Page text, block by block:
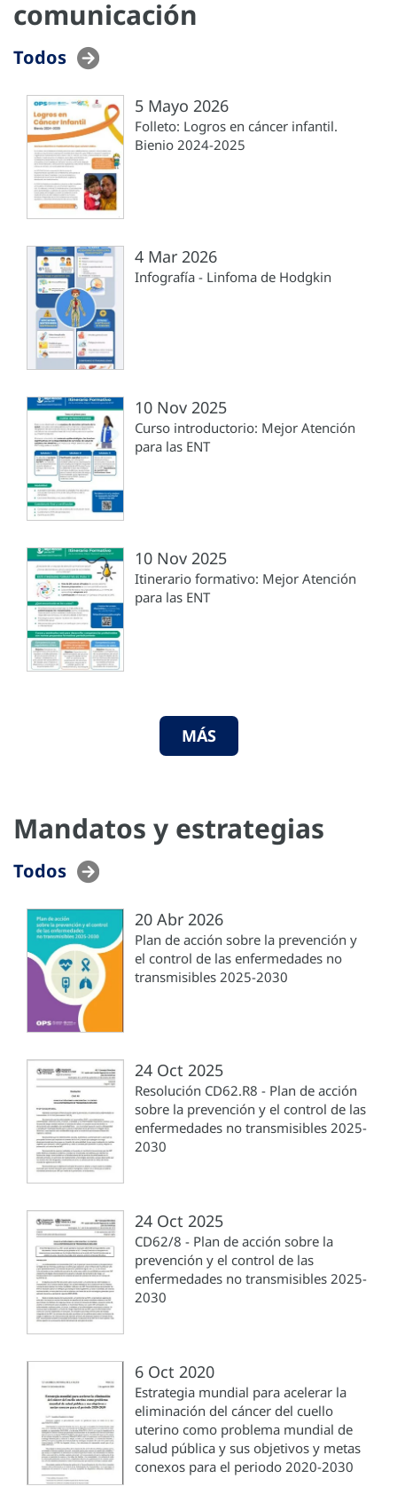
comunicación
Todos
5 Mayo 2026
Folleto: Logros en cáncer infantil.
Bienio 2024-2025
4 Mar 2026
Infografía - Linfoma de Hodgkin
10 Nov 2025
Curso introductorio: Mejor Atención
para las ENT
10 Nov 2025
Itinerario formativo: Mejor Atención
para las ENT
MÁS
Mandatos y estrategias
Todos
20 Abr 2026
Plan de acción sobre la prevención y
el control de las enfermedades no
transmisibles 2025-2030
24 Oct 2025
Resolución CD62.R8 - Plan de acción
sobre la prevención y el control de las
enfermedades no transmisibles 2025-
2030
24 Oct 2025
CD62/8 - Plan de acción sobre la
prevención y el control de las
enfermedades no transmisibles 2025-
2030
6 Oct 2020
Estrategia mundial para acelerar la
eliminación del cáncer del cuello
uterino como problema mundial de
salud pública y sus objetivos y metas
conexos para el periodo 2020-2030